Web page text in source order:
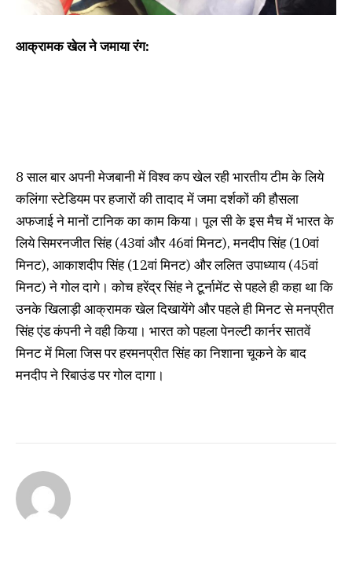
आक्रामक खेल ने जमाया रंग:
8 साल बार अपनी मेजबानी में विश्व कप खेल रही भारतीय टीम के लिये
कलिंगा स्टेडियम पर हजारों की तादाद में जमा दर्शकों की हौसला
अफजाई ने मानों टानिक का काम किया। पूल सी के इस मैच में भारत के
लिये सिमरनजीत सिंह (43वां और 46वां मिनट), मनदीप सिंह (10वां
मिनट), आकाशदीप सिंह (12वां मिनट) और ललित उपाध्याय (45वां
मिनट) ने गोल दागे। कोच हरेंद्र सिंह ने टूर्नामेंट से पहले ही कहा था कि
उनके खिलाड़ी आक्रामक खेल दिखायेंगे और पहले ही मिनट से मनप्रीत
सिंह एंड कंपनी ने वही किया। भारत को पहला पेनल्टी कार्नर सातवें
मिनट में मिला जिस पर हरमनप्रीत सिंह का निशाना चूकने के बाद
मनदीप ने रिबाउंड पर गोल दागा।